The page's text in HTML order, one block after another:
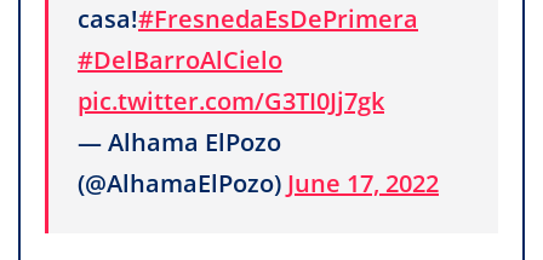
casa!#FresnedaEsDePrimera
#DelBarroAlCielo
pic.twitter.com/G3TI0Jj7gk
— Alhama ElPozo
(@AlhamaElPozo) June 17, 2022